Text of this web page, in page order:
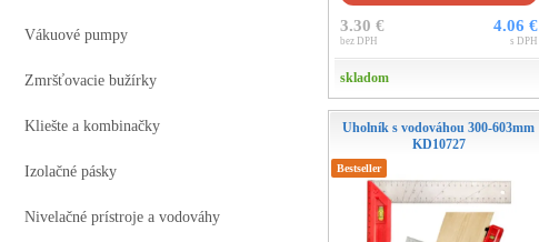
Vákuové pumpy
Zmršťovacie bužírky
Kliešte a kombinačky
Izolačné pásky
Nivelačné prístroje a vodováhy
3.30 €
bez DPH
4.06 €
s DPH
skladom
Uholník s vodováhou 300-603mm
KD10727
Bestseller